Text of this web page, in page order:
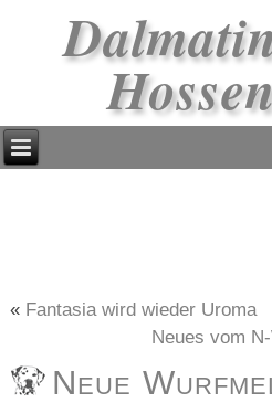
« Fantasia wird wieder Uroma
Neues vom
Neue